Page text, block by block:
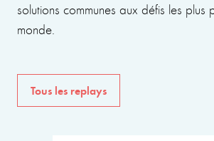
solutions communes aux défis les plus
monde.
Tous les replays